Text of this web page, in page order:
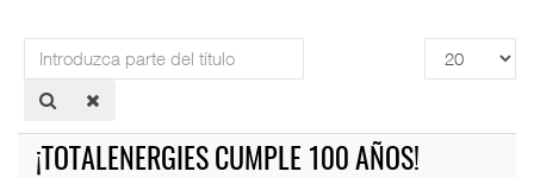
Introduzca
parte
del
Cantidad
a
¡TOTALENERGIES CUMPLE 100 AÑOS!